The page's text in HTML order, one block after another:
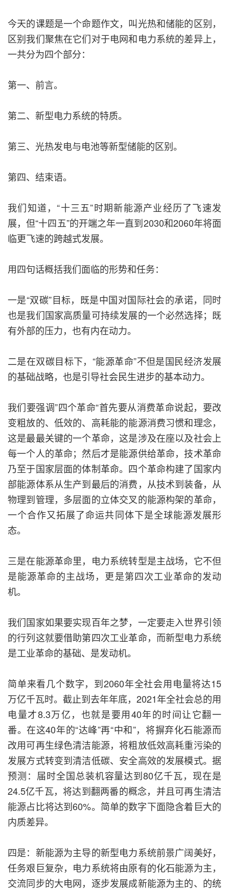
今天的课题是一个命题作文，叫光热和储能的区别，
区别我们聚焦在它们对于电网和电力系统的差异上，
一共分为四个部分：
第一、前言。
第二、新型电力系统的特质。
第三、光热发电与电池等新型储能的区别。
第四、结束语。
我们知道，“十三五”时期新能源产业经历了飞速发
展，但“十四五”的开端之年一直到2030和2060年将面
临更飞速的跨越式发展。
用四句话概括我们面临的形势和任务：
一是“双碳”目标，既是中国对国际社会的承诺，同时
也是我们国家高质量可持续发展的一个必然选择；既
有外部的压力，也有内在动力。
二是在双碳目标下，“能源革命”不但是国民经济发展
的基础战略，也是引导社会民生进步的基本动力。
我们要强调”四个革命“首先要从消费革命说起，要改
变粗放的、低效的、高耗能的能源消费习惯和理念，
这是最最关键的一个革命，这是涉及在座以及社会上
每一个人的革命；然后才是能源供给革命，技术革命
乃至于国家层面的体制革命。四个革命构建了国家内
部能源体系从生产到最后的消费，从技术到装备，从
物理到管理，多层面的立体交叉的能源构架的革命，
一个合作又拓展了命运共同体下是全球能源发展形
态。
三是在能源革命里，电力系统转型是主战场，它不但
是能源革命的主战场，更是第四次工业革命的发动
机。
我们国家如果要实现百年之梦，一定要走入世界引领
的行列这就要借助第四次工业革命，而新型电力系统
是工业革命的基础、是发动机。
简单来看几个数字，到2060年全社会用电量将达15
万亿千瓦时。截止到去年年底，2021年全社会总的用
电量才8.3万亿，也就是要用40年的时间让它翻一
番。在这40年的“达峰”再“中和”，将摒弃化石能源而
改用可再生绿色清洁能源，将粗放低效高耗重污染的
发展方式转变到清洁低碳、安全高效的发展模式。据
预测：届时全国总装机容量达到80亿千瓦，现在是
24.5亿千瓦，将达到翻两番的概念，并且可再生清洁
能源占比将达到60%。简单的数字下面隐含着巨大的
内质差异。
四是：新能源为主导的新型电力系统前景广阔美好，
任务艰巨复杂，电力系统将由原有的化石能源为主，
交流同步的大电网，逐步发展成新能源为主的、的统